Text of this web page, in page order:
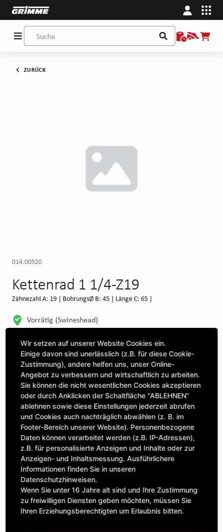
ZURÜCK
014.00520
Kettenrad 1 1/4-Z19
Zähnezahl A: 19 | BohrungsØ B: 45 | Länge C: 65 |
Vorrätig (Swineshead)
Maschine auswählen, um Kompatibilität zu sehen
MASCHINE AUSWÄHLEN
CLICK & COLLECT
Bestellungen bei Deinem bevorzugten Standort abholen
356,98 £
exkl. MwSt.
Anzahl
IN DEN WARENKORB
Wir setzen auf unserer Website Cookies ein.
Einige davon sind unerlässlich (z.B. für diese Cookie-
Zustimmung), andere helfen uns, unser Online-
Angebot zu verbessern und wirtschaftlich zu arbeiten.
Sie können die nicht wesentlichen Cookies akzeptieren
oder durch Anklicken der Schaltfläche "ABLEHNEN"
ablehnen sowie diese Einstellungen jederzeit abrufen
und Cookies auch nachträglich abwählen (z. B. im
Footer-Bereich unserer Website). Personenbezogene
Daten können verarbeitet werden (z.B. IP-Adressen),
z.B. für personalisierte Anzeigen und Inhalte oder zur
Anzeigen- und Inhaltsmessung. Ausführlichere
Informationen finden Sie in unseren
Datenschutzhinweisen.
Wenn Sie unter 16 Jahre alt sind und Ihre Zustimmung
zu freiwilligen Diensten geben möchten, müssen Sie
Ihren Erziehungsberechtigten um Erlaubnis bitten.